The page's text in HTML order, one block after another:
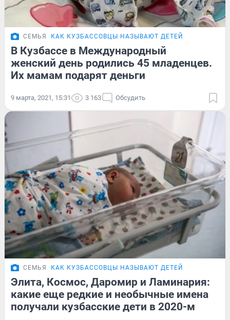
СЕМЬЯ КАК КУЗБАССОВЦЫ НАЗЫВАЮТ ДЕТЕЙ
В Кузбассе в Международный
женский день родились 45 младенцев.
Их мамам подарят деньги
9 марта, 2021, 15:31 3 163 Обсудить
СЕМЬЯ КАК КУЗБАССОВЦЫ НАЗЫВАЮТ ДЕТЕЙ
Элита, Космос, Даромир и Ламинария:
какие еще редкие и необычные имена
получали кузбасские дети в 2020-м